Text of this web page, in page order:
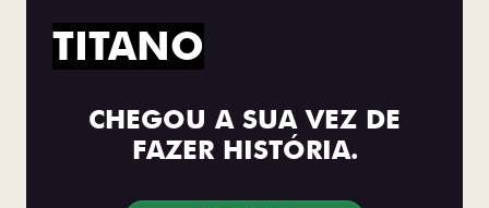
TITANO
CHEGOU A SUA VEZ DE
FAZER HISTÓRIA.